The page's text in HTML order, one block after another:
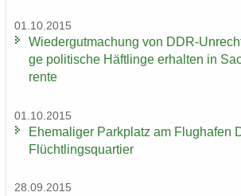
01.10.2015
Wie­der­gut­ma­chung von DDR-​
ge po­li­ti­sche Häft­lin­ge er­hal­ten in
ren­te
01.10.2015
Ehe­ma­li­ger Park­platz am Flug­ha­fen
Flücht­lings­quar­tier
28.09.2015